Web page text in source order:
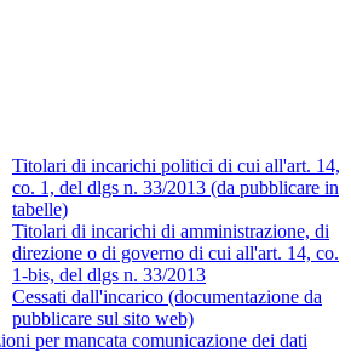
Titolari di incarichi politici di cui all'art. 14,
co. 1, del dlgs n. 33/2013 (da pubblicare in
tabelle)
Titolari di incarichi di amministrazione, di
direzione o di governo di cui all'art. 14, co.
1-bis, del dlgs n. 33/2013
Cessati dall'incarico (documentazione da
pubblicare sul sito web)
per mancata comunicazione dei dati